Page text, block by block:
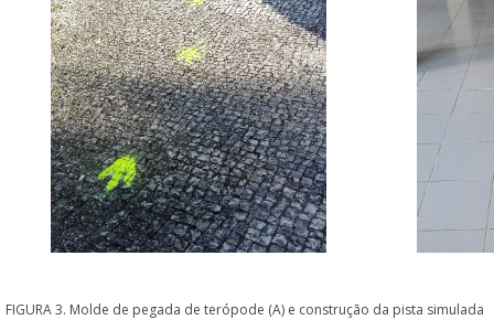
FIGURA 3. Molde de pegada de terópode (A) e construção da pista simulada